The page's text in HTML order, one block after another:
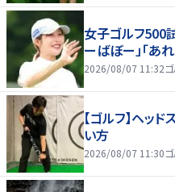
女子ゴルフ500
ーばぼー」「あ
2026/08/07 11:32
【ゴルフ】ヘッ
い方
2026/08/07 11:30